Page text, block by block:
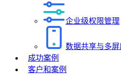
企业级权限管理
数据共享与多屏
成功案例
客户和案例